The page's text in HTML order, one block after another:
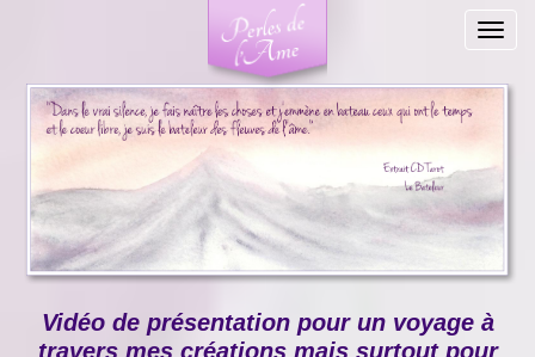
Vidéo de présentation pour un voyage à
travers mes créations mais surtout pour